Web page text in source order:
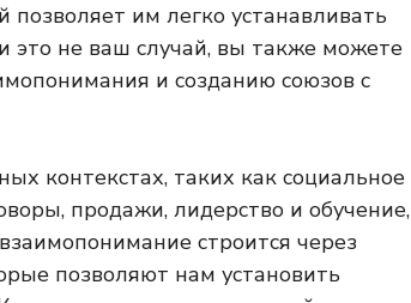
им легко устанавливать
это не ваш случай, вы также можете
и созданию союзов с
контекстах, таких как социальное
продажи, лидерство и обучение,
строится через
позволяют нам установить